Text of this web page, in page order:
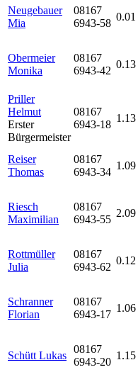
Neugebauer
Mia
08167
6943-58
0.01
Obermeier
Monika
08167
6943-42
0.13
Priller
Helmut
Erster
Bürgermeister
08167
6943-18
1.13
Reiser
Thomas
08167
6943-34
1.09
Riesch
Maximilian
08167
6943-55
2.09
Rottmüller
Julia
08167
6943-62
0.12
Schranner
Florian
08167
6943-17
1.06
Schütt Lukas
08167
6943-20
1.15